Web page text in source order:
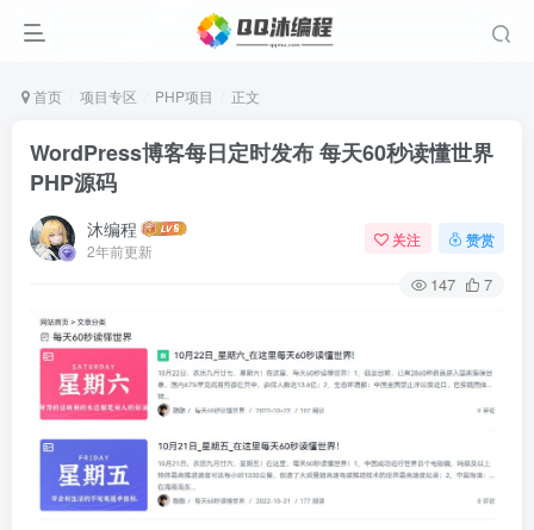
首页 项目专区 PHP项目 正文
WordPress博客每日定时发布 每天60秒读懂世界
PHP源码
沐编程
2年前更新
关注 赞赏
147 7